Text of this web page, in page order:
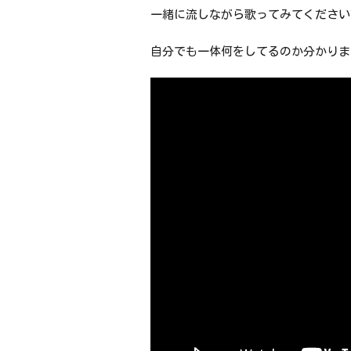
一緒に流しながら歌ってみてくださ
自分でも一体何をしてるのか分かりま